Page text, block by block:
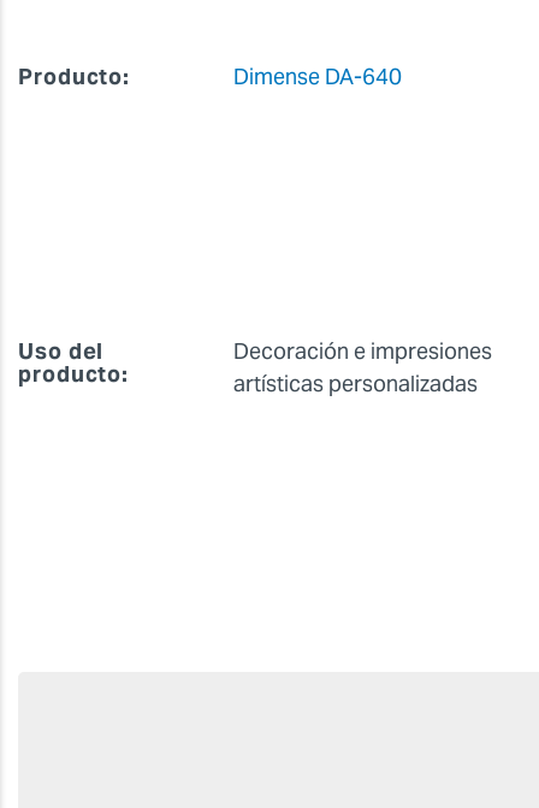
Producto: Dimense DA-640
Uso del
producto:
Decoración e impresiones
artísticas personalizadas